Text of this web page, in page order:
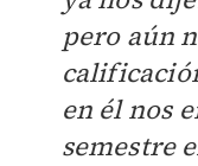
pero aún
en él nos
semestre